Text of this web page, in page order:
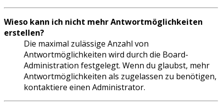
Wieso kann ich nicht mehr Antwortmöglichkeiten
erstellen?
Die maximal zulässige Anzahl von
Antwortmöglichkeiten wird durch die Board-
Administration festgelegt. Wenn du glaubst, mehr
Antwortmöglichkeiten als zugelassen zu benötigen,
kontaktiere einen Administrator.